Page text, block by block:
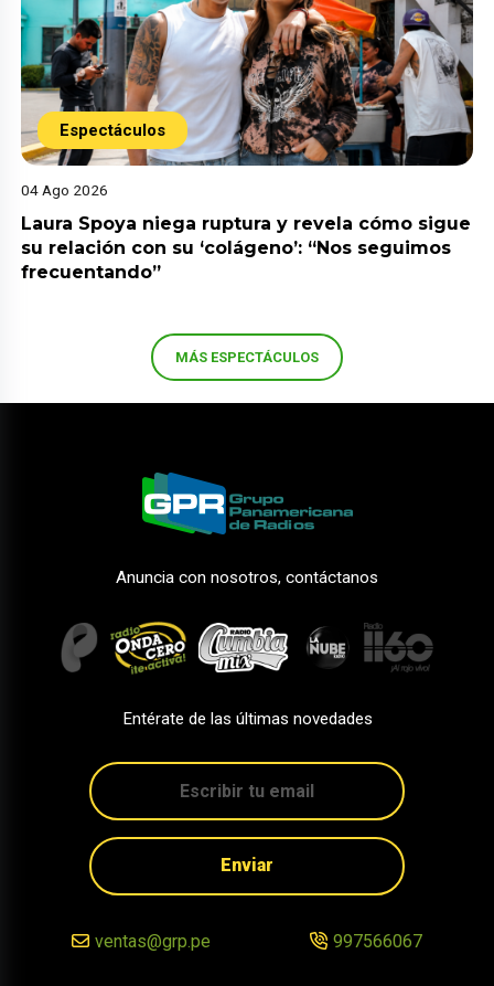
Espectáculos
04 Ago 2026
Laura Spoya niega ruptura y revela cómo sigue
su relación con su ‘colágeno’: “Nos seguimos
frecuentando”
MÁS ESPECTÁCULOS
Anuncia con nosotros, contáctanos
Entérate de las últimas novedades
Enviar
ventas@grp.pe 997566067